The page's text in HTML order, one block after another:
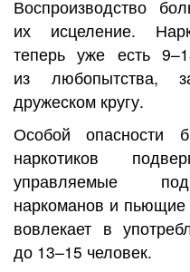
Воспроизводство
их исцеление.
теперь уже есть
из любопытства,
дружеском кругу.
Особой опасности
наркотиков
управляемые
наркоманов и
вовлекает в
до 13–15 человек.